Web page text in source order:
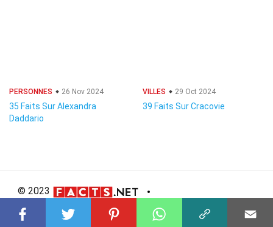
PERSONNES 26 Nov 2024
35 Faits Sur Alexandra
Daddario
VILLES 29 Oct 2024
39 Faits Sur Cracovie
© 2023